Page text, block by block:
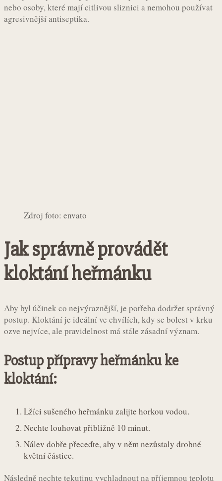
nebo osoby, které mají citlivou sliznici a nemohou používat
agresivnější antiseptika.
Zdroj foto: envato
Jak správně provádět
kloktání heřmánku
Aby byl účinek co nejvýraznější, je potřeba dodržet správný
postup. Kloktání je ideální ve chvílích, kdy se bolest v krku
ozve nejvíce, ale pravidelnost má stále zásadní význam.
Postup přípravy heřmánku ke
kloktání:
Lžíci sušeného heřmánku zalijte horkou vodou.
Nechte louhovat přibližně 10 minut.
Nálev dobře přeceďte, aby v něm nezůstaly drobné
květní částice.
Následně nechte tekutinu vychladnout na příjemnou teplotu